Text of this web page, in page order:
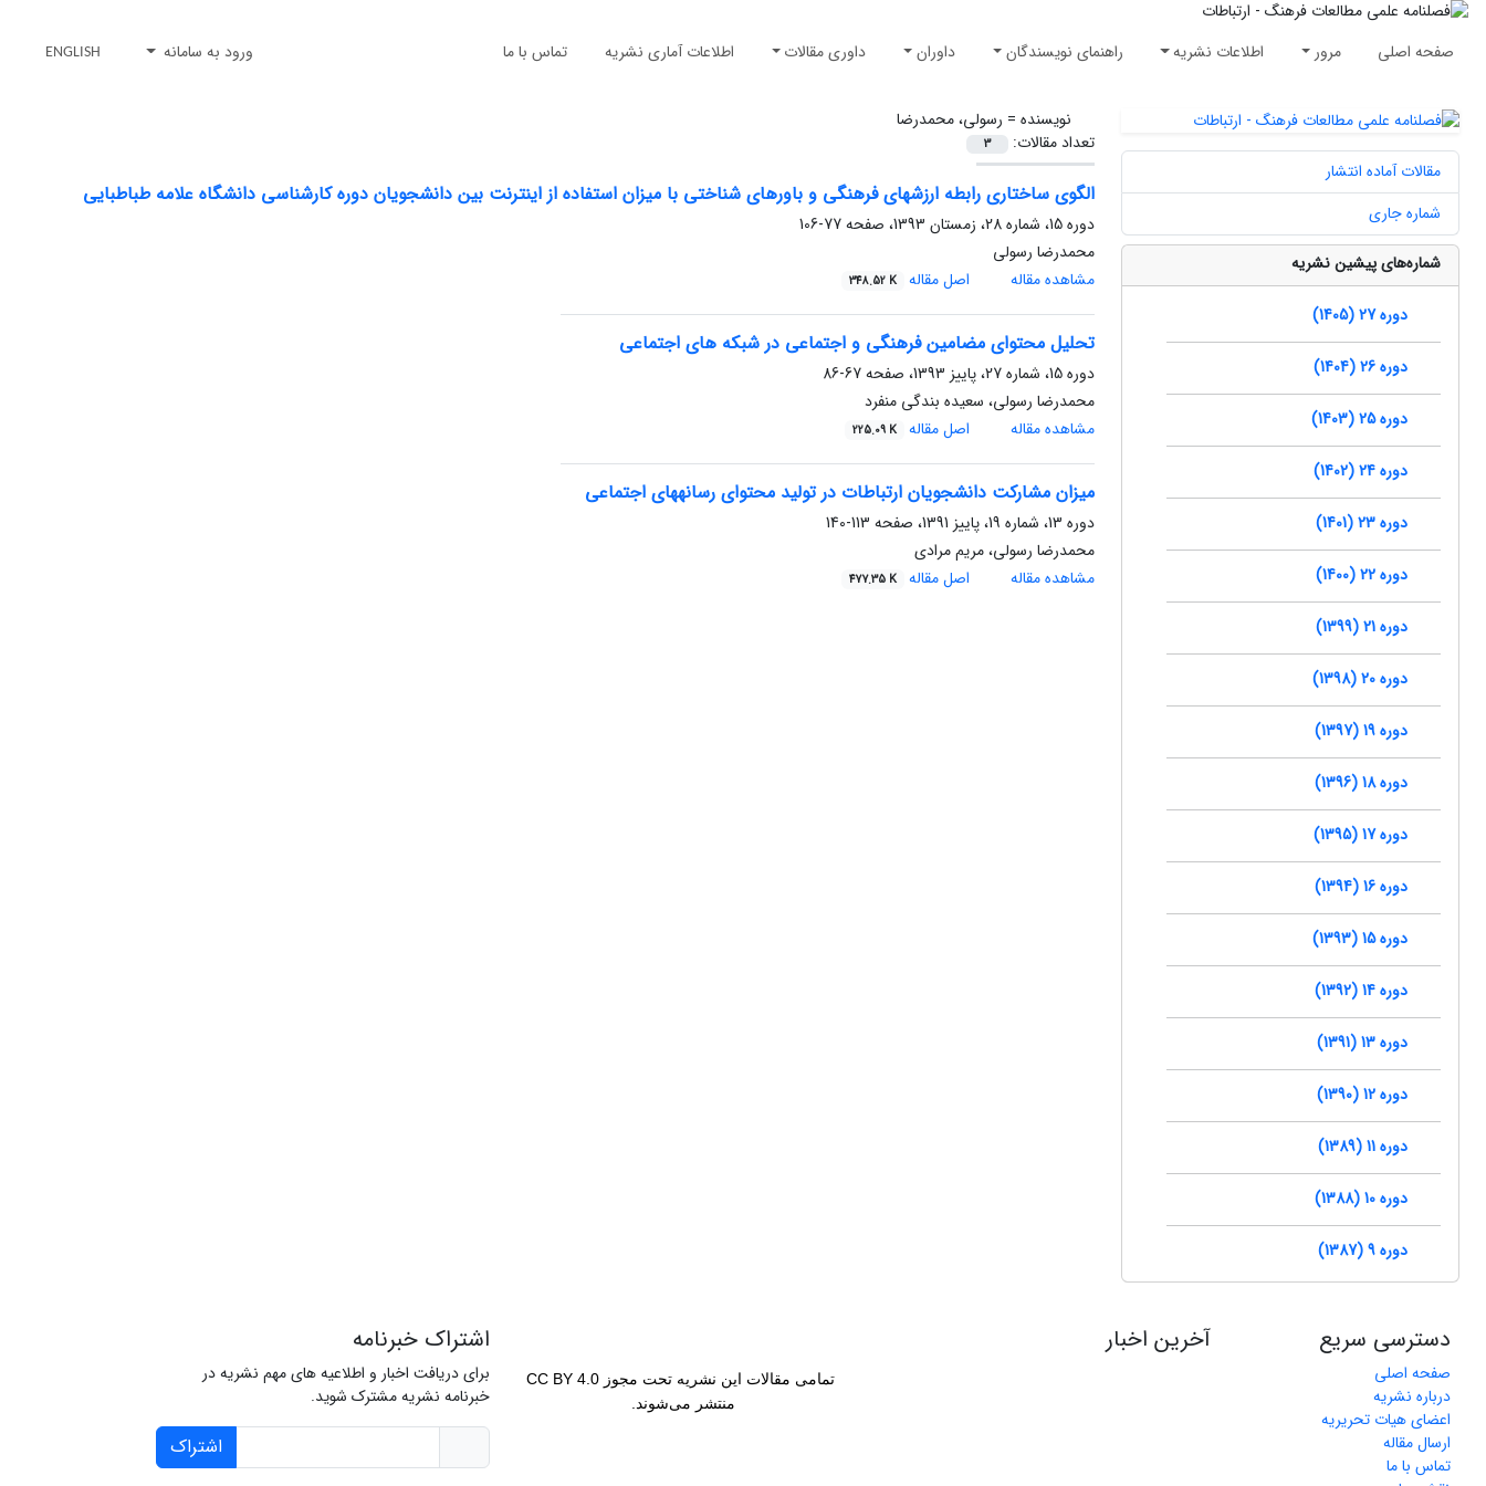
صفحه اصلی مرور اطلاعات نشریه راهنمای نویسندگان داوران داوری مقالات اطلاعات آماری نشریه تماس با ما ورود به سامانه ENGLISH
نویسنده = رسولی، محمدرضا
تعداد مقالات:
3
الگوی ساختاری رابطه ارزش‏های فرهنگی و باورهای شناختی با میزان استفاده از اینترنت بین دانشجویان دوره کارشناسی دانشگاه علامه طباطبایی
دوره 15، شماره 28، زمستان 1393، صفحه
77-106
محمدرضا رسولی
مشاهده مقاله
اصل مقاله 348.52 K
تحلیل‌ محتوای مضامین فرهنگی و اجتماعی در شبکه‏ های اجتماعی
دوره 15، شماره 27، پاییز 1393، صفحه
67-86
محمدرضا رسولی، سعیده بندگی منفرد
مشاهده مقاله
اصل مقاله 225.09 K
میزان مشارکت دانشجویان ارتباطات در تولید محتوای رسانه‏های اجتماعی
دوره 13، شماره 19، پاییز 1391، صفحه
113-140
محمدرضا رسولی، مریم مرادی
مشاهده مقاله
اصل مقاله 477.35 K
مقالات آماده انتشار
شماره جاری
شماره‌های پیشین نشریه
دوره 27 (1405)
دوره 26 (1404)
دوره 25 (1403)
دوره 24 (1402)
دوره 23 (1401)
دوره 22 (1400)
دوره 21 (1399)
دوره 20 (1398)
دوره 19 (1397)
دوره 18 (1396)
دوره 17 (1395)
دوره 16 (1394)
دوره 15 (1393)
دوره 14 (1392)
دوره 13 (1391)
دوره 12 (1390)
دوره 11 (1389)
دوره 10 (1388)
دوره 9 (1387)
دسترسی سریع
صفحه اصلی
درباره نشریه
اعضای هیات تحریریه
ارسال مقاله
تماس با ما
آخرین اخبار
تمامی مقالات این نشریه تحت مجوز CC BY 4.0
منتشر می‌شوند.
اشتراک خبرنامه
برای دریافت اخبار و اطلاعیه های مهم نشریه در
خبرنامه نشریه مشترک شوید.
اشتراک